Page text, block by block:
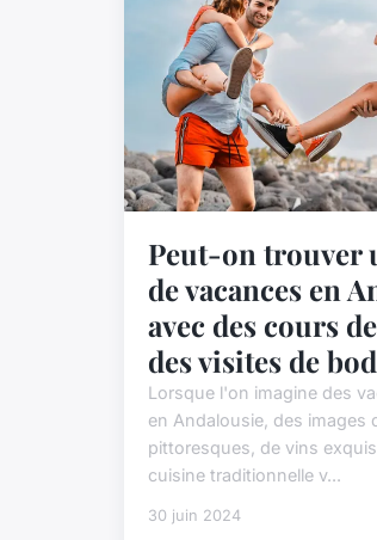
Peut-on trouver
de vacances en
avec des cours
des visites de
Lorsque l'on imagine des
en Andalousie, des images
pittoresques, de vins
cuisine traditionnelle v...
30 juin 2024